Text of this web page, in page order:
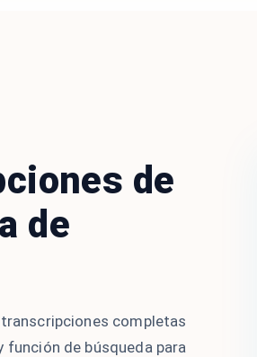
de
de
completas
función de búsqueda para